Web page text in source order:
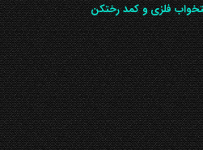
فلزی و کمد رختکن